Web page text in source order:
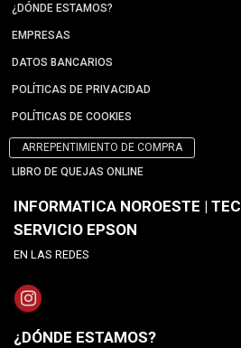
¿DÓNDE ESTAMOS?
EMPRESAS
DATOS BANCARIOS
POLÍTICAS DE PRIVACIDAD
POLÍTICAS DE COOKIES
ARREPENTIMIENTO DE COMPRA
LIBRO DE QUEJAS ONLINE
INFORMATICA NOROESTE |
SERVICIO EPSON
EN LAS REDES
¿DÓNDE ESTAMOS?